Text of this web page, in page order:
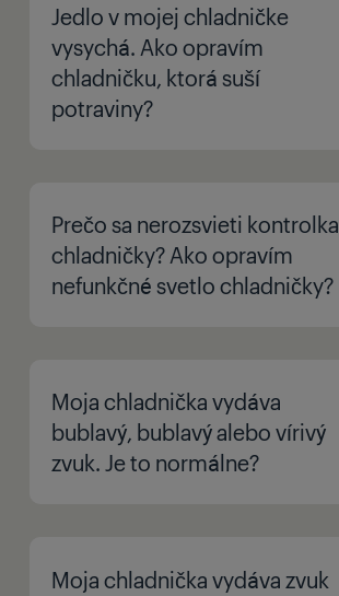
Jedlo v mojej chladničke
vysychá. Ako opravím
chladničku, ktorá suší
potraviny?
Prečo sa nerozsvieti kontrolka
chladničky? Ako opravím
nefunkčné svetlo chladničky?
Moja chladnička vydáva
bublavý, bublavý alebo vírivý
zvuk. Je to normálne?
Moja chladnička vydáva zvuk